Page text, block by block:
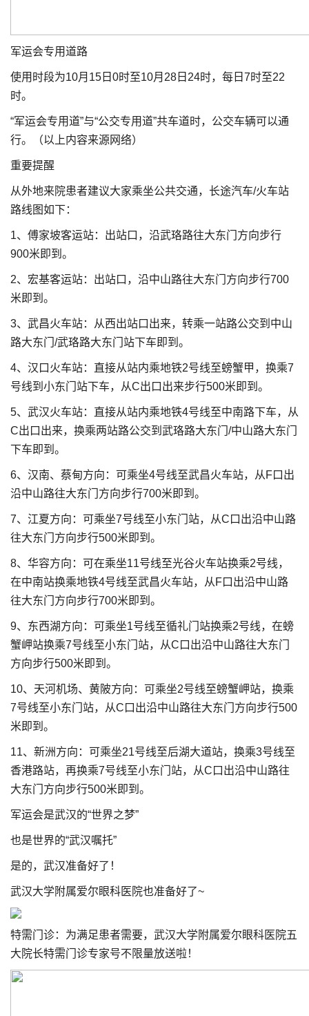
军运会专用道路
使用时段为10月15日0时至10月28日24时，每日7时至22
时。
“军运会专用道”与“公交专用道”共车道时，公交车辆可以通
行。（以上内容来源网络）
重要提醒
从外地来院患者建议大家乘坐公共交通，长途汽车/火车站
路线图如下：
1、傅家坡客运站：出站口，沿武珞路往大东门方向步行
900米即到。
2、宏基客运站：出站口，沿中山路往大东门方向步行700
米即到。
3、武昌火车站：从西出站口出来，转乘一站路公交到中山
路大东门/武珞路大东门站下车即到。
4、汉口火车站：直接从站内乘地铁2号线至螃蟹甲，换乘7
号线到小东门站下车，从C出口出来步行500米即到。
5、武汉火车站：直接从站内乘地铁4号线至中南路下车，从
C出口出来，换乘两站路公交到武珞路大东门/中山路大东门
下车即到。
6、汉南、蔡甸方向：可乘坐4号线至武昌火车站，从F口出
沿中山路往大东门方向步行700米即到。
7、江夏方向：可乘坐7号线至小东门站，从C口出沿中山路
往大东门方向步行500米即到。
8、华容方向：可在乘坐11号线至光谷火车站换乘2号线，
在中南站换乘地铁4号线至武昌火车站，从F口出沿中山路
往大东门方向步行700米即到。
9、东西湖方向：可乘坐1号线至循礼门站换乘2号线，在螃
蟹岬站换乘7号线至小东门站，从C口出沿中山路往大东门
方向步行500米即到。
10、天河机场、黄陂方向：可乘坐2号线至螃蟹岬站，换乘
7号线至小东门站，从C口出沿中山路往大东门方向步行500
米即到。
11、新洲方向：可乘坐21号线至后湖大道站，换乘3号线至
香港路站，再换乘7号线至小东门站，从C口出沿中山路往
大东门方向步行500米即到。
军运会是武汉的“世界之梦”
也是世界的“武汉嘱托”
是的，武汉准备好了！
武汉大学附属爱尔眼科医院也准备好了~
特需门诊：为满足患者需要，武汉大学附属爱尔眼科医院五
大院长特需门诊专家号不限量放送啦！